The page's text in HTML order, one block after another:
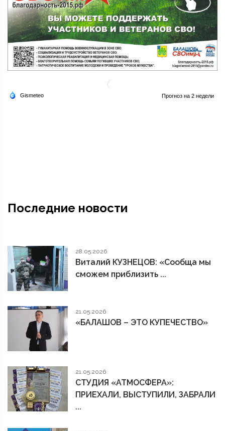
Последние новости
28.05.2026
Виталий КУЗНЕЦОВ: «Сообща мы
сможем приблизить ...
21.05.2026
«БАЛАШОВ – ЭТО КУПЕЧЕСТВО»
21.05.2026
СТУДИЯ «АТМОСФЕРА»:
ПРИЕХАЛИ, ВЫСТУПИЛИ, ЗАБРАЛИ
...